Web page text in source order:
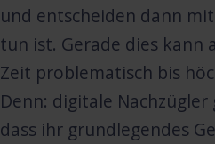
und entscheiden dann
tun ist. Gerade dies kann
Zeit problematisch bis
Denn: digitale Nachzügler
dass ihr grundlegendes